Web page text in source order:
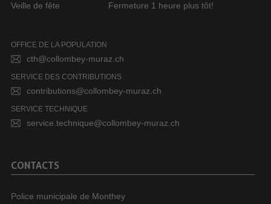
Veille de fête Fermeture 1 heure plus tôt!
OFFICE DE LA POPULATION
cth@collombey-muraz.ch
SERVICE DES CONTRIBUTIONS
contributions@collombey-muraz.ch
SERVICE TECHNIQUE
service.technique@collombey-muraz.ch
CONTACTS
Police municipale de Monthey